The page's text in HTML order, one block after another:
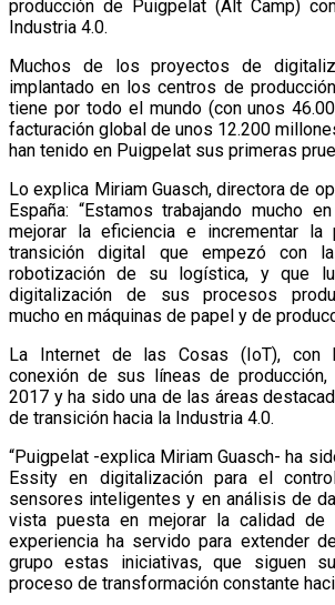
producción de Puigpelat (Alt Camp)
Industria 4.0.
Muchos de los proyectos de
implantado en los centros de
tiene por todo el mundo (con unos
facturación global de unos 12.200
han tenido en Puigpelat sus primeras
Lo explica Miriam Guasch, directora de
España: “Estamos trabajando mucho
mejorar la eficiencia e incrementar la
transición digital que empezó con
robotización de su logística, y que
digitalización de sus procesos
mucho en máquinas de papel y de
La Internet de las Cosas (IoT), con
conexión de sus líneas de
2017 y ha sido una de las áreas
de transición hacia la Industria 4.0.
“Puigpelat -explica Miriam Guasch- ha
Essity en digitalización para el
sensores inteligentes y en análisis de
vista puesta en mejorar la calidad de
experiencia ha servido para extender
grupo estas iniciativas, que siguen
proceso de transformación constante